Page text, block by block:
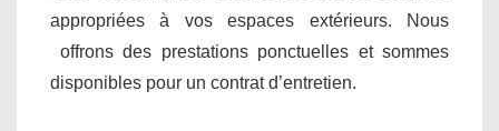
appropriées à vos espaces extérieurs. Nous
offrons des prestations ponctuelles et sommes
disponibles pour un contrat d’entretien.